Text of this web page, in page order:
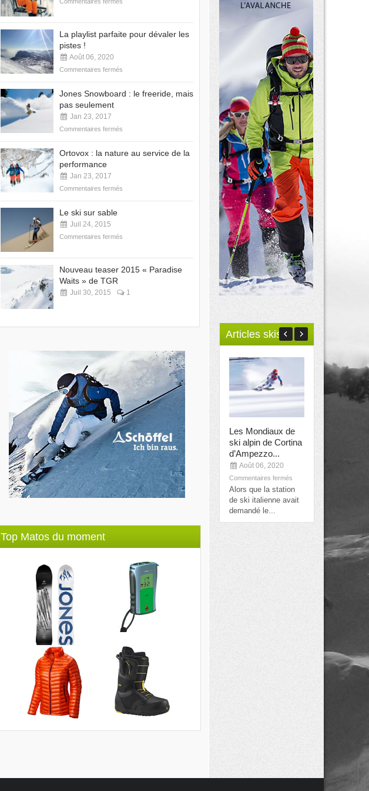
La playlist parfaite pour dévaler les
pistes !
Août 06, 2020
Commentaires fermés
Jones Snowboard : le freeride, mais
pas seulement
Jan 23, 2017
Commentaires fermés
Ortovox : la nature au service de la
performance
Jan 23, 2017
Commentaires fermés
Le ski sur sable
Juil 24, 2015
Commentaires fermés
Nouveau teaser 2015 « Paradise
Waits » de TGR
Juil 30, 2015 1
Top Matos du moment
Articles skis
Les Mondiaux de
ski alpin de Cortina
d’Ampezzo...
Août 06, 2020
Commentaires fermés
Alors que la station
de ski italienne avait
demandé le...